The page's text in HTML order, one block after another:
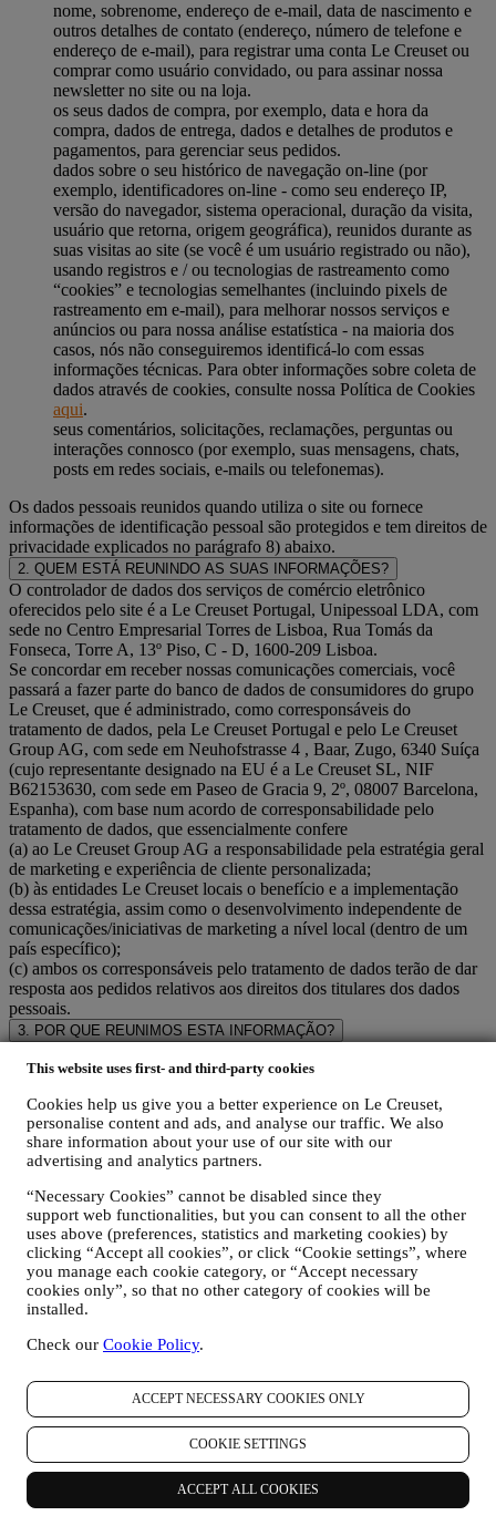
This website uses first- and third-party cookies
Cookies help us give you a better experience on Le Creuset,
personalise content and ads, and analyse our traffic. We also
share information about your use of our site with our
advertising and analytics partners.
“Necessary Cookies” cannot be disabled since they
support web functionalities, but you can consent to all the other
uses above (preferences, statistics and marketing cookies) by
clicking “Accept all cookies”, or click “Cookie settings”, where
you manage each cookie category, or “Accept necessary
cookies only”, so that no other category of cookies will be
installed.
Check our Cookie Policy.
ACCEPT NECESSARY COOKIES ONLY
COOKIE SETTINGS
ACCEPT ALL COOKIES
nome, sobrenome, endereço de e-mail, data de nascimento e
outros detalhes de contato (endereço, número de telefone e
endereço de e-mail), para registrar uma conta Le Creuset ou
comprar como usuário convidado, ou para assinar nossa
newsletter no site ou na loja.
os seus dados de compra, por exemplo, data e hora da
compra, dados de entrega, dados e detalhes de produtos e
pagamentos, para gerenciar seus pedidos.
dados sobre o seu histórico de navegação on-line (por
exemplo, identificadores on-line - como seu endereço IP,
versão do navegador, sistema operacional, duração da visita,
usuário que retorna, origem geográfica), reunidos durante as
suas visitas ao site (se você é um usuário registrado ou não),
usando registros e / ou tecnologias de rastreamento como
“cookies” e tecnologias semelhantes (incluindo pixels de
rastreamento em e-mail), para melhorar nossos serviços e
anúncios ou para nossa análise estatística - na maioria dos
casos, nós não conseguiremos identificá-lo com essas
informações técnicas. Para obter informações sobre coleta de
dados através de cookies, consulte nossa Política de Cookies
aqui.
seus comentários, solicitações, reclamações, perguntas ou
interações connosco (por exemplo, suas mensagens, chats,
posts em redes sociais, e-mails ou telefonemas).
Os dados pessoais reunidos quando utiliza o site ou fornece
informações de identificação pessoal são protegidos e tem direitos de
privacidade explicados no parágrafo 8) abaixo.
2. QUEM ESTÁ REUNINDO AS SUAS INFORMAÇÕES?
O controlador de dados dos serviços de comércio eletrônico
oferecidos pelo site é a Le Creuset Portugal, Unipessoal LDA, com
sede no Centro Empresarial Torres de Lisboa, Rua Tomás da
Fonseca, Torre A, 13º Piso, C - D, 1600-209 Lisboa.
Se concordar em receber nossas comunicações comerciais, você
passará a fazer parte do banco de dados de consumidores do grupo
Le Creuset, que é administrado, como corresponsáveis do
tratamento de dados, pela Le Creuset Portugal e pelo Le Creuset
Group AG, com sede em Neuhofstrasse 4 , Baar, Zugo, 6340 Suíça
(cujo representante designado na EU é a Le Creuset SL, NIF
B62153630, com sede em Paseo de Gracia 9, 2º, 08007 Barcelona,
Espanha), com base num acordo de corresponsabilidade pelo
tratamento de dados, que essencialmente confere
(a) ao Le Creuset Group AG a responsabilidade pela estratégia geral
de marketing e experiência de cliente personalizada;
(b) às entidades Le Creuset locais o benefício e a implementação
dessa estratégia, assim como o desenvolvimento independente de
comunicações/iniciativas de marketing a nível local (dentro de um
país específico);
(c) ambos os corresponsáveis pelo tratamento de dados terão de dar
resposta aos pedidos relativos aos direitos dos titulares dos dados
pessoais.
3. POR QUE REUNIMOS ESTA INFORMAÇÃO?
que processar alguns dados sobre si para cumprir nossas
obrigações legais e outras decorrentes de instruções recebidas
das autoridades.
PARA CRIAR UMA CONTA LE CREUSET. Usaremos os
seus dados para criar uma conta Le Creuset que lhe dará
acesso a uma série de vantagens dedicadas a usuários
registrados, para aproveitar melhor os nossos serviços, como
check-out mais rápido, guardar vários endereços de entrega,
visualizar e acompanhar pedidos. Esta atividade de
processamento é necessária pois permite-nos fornecer-lhe
estes depois de se tornar titular de uma conta Le Creuset.
NOSSOS PRODUTOS, SERVIÇOS E ASSISTÊNCIA.
contratual consigo, as suas compras de produtos no sitee/ou
nas nossas lojas Le Creuset, do seu uso do site, qualquer
assistência pós-venda subsequente ou a sua participação nos
nossos concursos. Podemos ter que processar alguns dados
sobre si para fins administrativos relacionados com o nosso
relacionamento contratual, como contabilidade, cobrança e
auditoria, verificação de cartão de pagamento, triagem de